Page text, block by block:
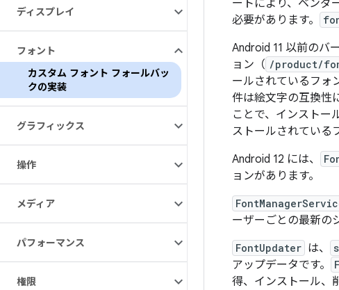
ディスプレイ
フォント
カスタム フォント フォールバッ
クの実装
グラフィックス
操作
メディア
パフォーマンス
権限
ートにより、ベンダ
必要があります。
Android 11 以前のバ
ョン（ /product/
ールされているフォ
件は絵文字の互換性
ことで、インストー
ストールされている
Android 12 には、
ョンがあります。
ーザーごとの最新の
FontUpdater は、
アップデータです。
得、インストール、